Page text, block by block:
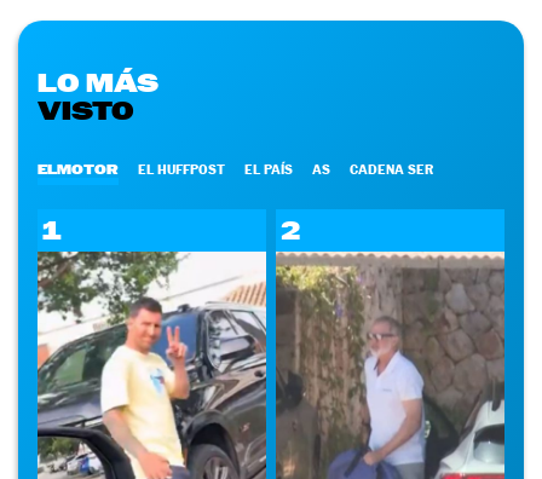
LO MÁS
VISTO
ELMOTOR EL HUFFPOST EL PAÍS AS CADENA SER
1 2